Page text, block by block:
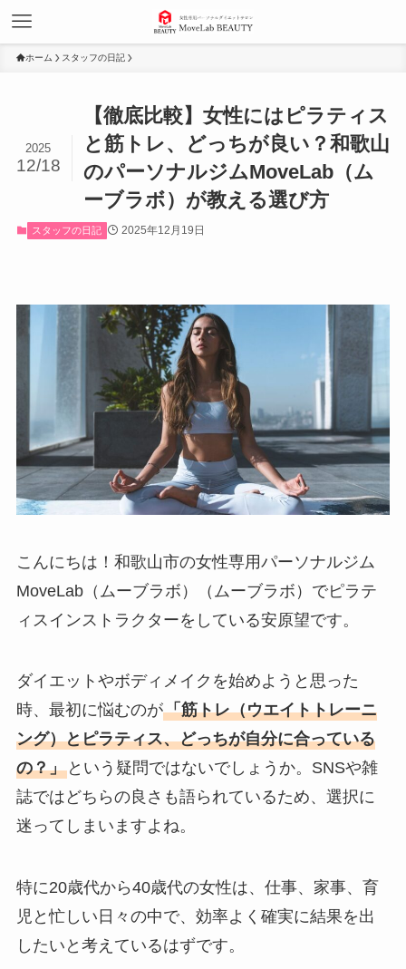
ホーム スタッフの日記
【徹底比較】女性にはピラティス
と筋トレ、どっちが良い？和歌山
のパーソナルジムMoveLab（ム
ーブラボ）が教える選び方
2025
12/18
スタッフの日記 2025年12月19日
こんにちは！和歌山市の女性専用パーソナルジム
MoveLab（ムーブラボ）（ムーブラボ）でピラテ
ィスインストラクターをしている安原望です。
ダイエットやボディメイクを始めようと思った
時、最初に悩むのが「筋トレ（ウエイトトレーニ
ング）とピラティス、どっちが自分に合っている
の？」という疑問ではないでしょうか。SNSや雑
誌ではどちらの良さも語られているため、選択に
迷ってしまいますよね。
特に20歳代から40歳代の女性は、仕事、家事、育
児と忙しい日々の中で、効率よく確実に結果を出
したいと考えているはずです。